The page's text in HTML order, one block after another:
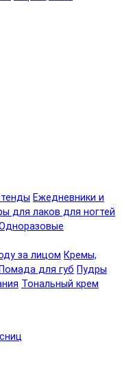
Ежедневники и
для лаков для ногтей
за лицом Кремы,
Помада для губ Пудры
Тональный крем